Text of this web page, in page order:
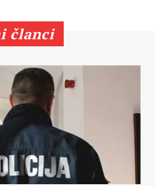
članci